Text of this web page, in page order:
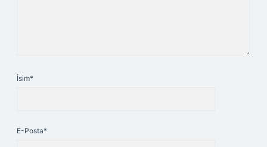
İsim*
E-Posta*